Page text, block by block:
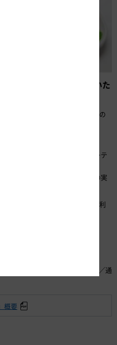
よりみちの宿」をご利用いた
おこない、新型コロナウイルスの
」に対応します。
動精算機の導入
ィスタンス確保や飛沫防止パーテ
もに定期的な施設内消毒作業の実
底していますので、安心してご利
時間365日対応）
ル）
ルがご利用になれないお客さま／通
概要